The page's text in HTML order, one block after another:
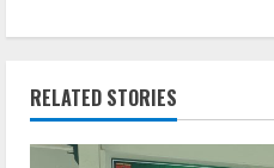
n
u
e
RELATED STORIES